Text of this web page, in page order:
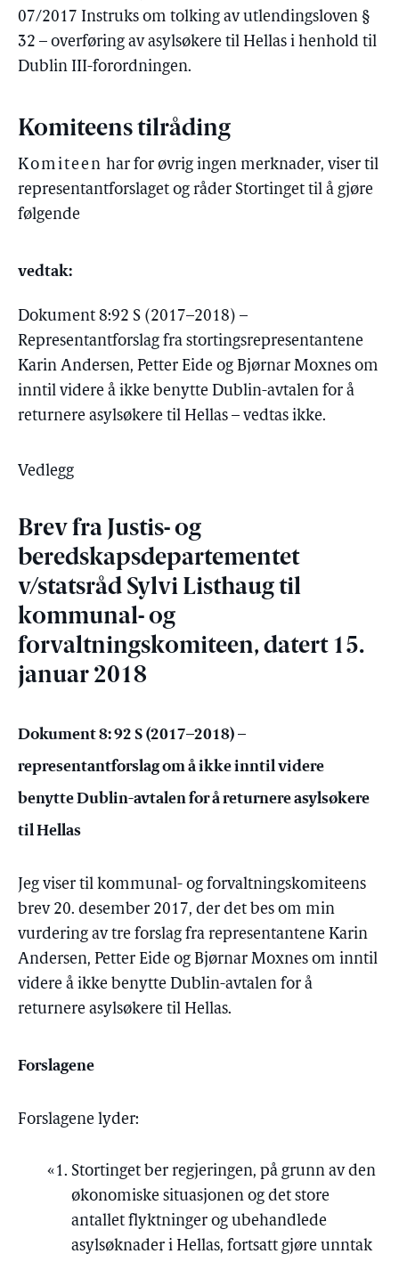
07/2017 Instruks om tolking av utlendingsloven §
32 – overføring av asylsøkere til Hellas i henhold til
Dublin III-forordningen.
Komiteens tilråding
Komiteen har for øvrig ingen merknader, viser til
representantforslaget og råder Stortinget til å gjøre
følgende
vedtak:
Dokument 8:92 S (2017–2018) –
Representantforslag fra stortingsrepresentantene
Karin Andersen, Petter Eide og Bjørnar Moxnes om
inntil videre å ikke benytte Dublin-avtalen for å
returnere asylsøkere til Hellas – vedtas ikke.
Vedlegg
Brev fra Justis- og
beredskapsdepartementet
v/statsråd Sylvi Listhaug til
kommunal- og
forvaltningskomiteen, datert 15.
januar 2018
Dokument 8: 92 S (2017–2018) –
representantforslag om å ikke inntil videre
benytte Dublin-avtalen for å returnere asylsøkere
til Hellas
Jeg viser til kommunal- og forvaltningskomiteens
brev 20. desember 2017, der det bes om min
vurdering av tre forslag fra representantene Karin
Andersen, Petter Eide og Bjørnar Moxnes om inntil
videre å ikke benytte Dublin-avtalen for å
returnere asylsøkere til Hellas.
Forslagene
Forslagene lyder:
Stortinget ber regjeringen, på grunn av den
økonomiske situasjonen og det store
antallet flyktninger og ubehandlede
asylsøknader i Hellas, fortsatt gjøre unntak